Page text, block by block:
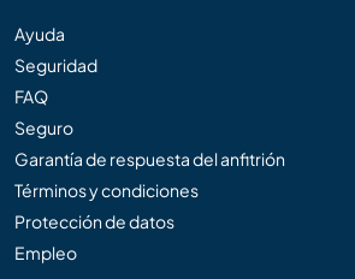
Ayuda
Seguridad
FAQ
Seguro
Garantía de respuesta del anfitrión
Términos y condiciones
Protección de datos
Empleo